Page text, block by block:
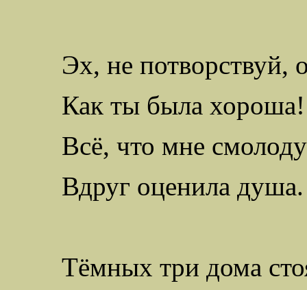
Эх, не потворствуй,
Как ты была хороша!
Всё, что мне
Вдруг оценила душа.
Тёмных три дома